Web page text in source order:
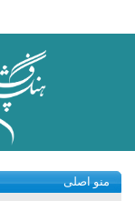
منو اصلی